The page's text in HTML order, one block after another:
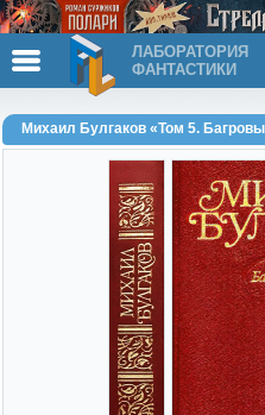
ЛАБОРАТОРИЯ
ФАНТАСТИКИ
Михаил Булгаков «Том 5.